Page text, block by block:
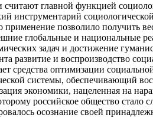
главной функцией
инструментарий
позволило получить
глобальные и национальные
задач и достижение
и воспроизводство
средства оптимизации
системы, обеспечивающий
экономики, нацеленная на
российское общество
осознание своей